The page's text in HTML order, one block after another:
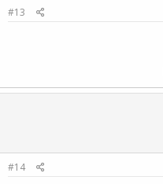
#13
#14